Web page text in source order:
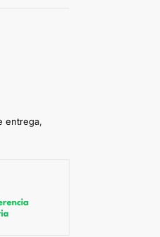
entrega,